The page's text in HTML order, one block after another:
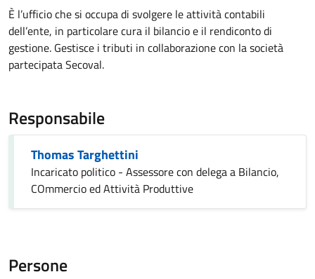
È l’ufficio che si occupa di svolgere le attività contabili
dell’ente, in particolare cura il bilancio e il rendiconto di
gestione. Gestisce i tributi in collaborazione con la società
partecipata Secoval.
Responsabile
Thomas Targhettini
Incaricato politico - Assessore con delega a Bilancio,
COmmercio ed Attività Produttive
Persone